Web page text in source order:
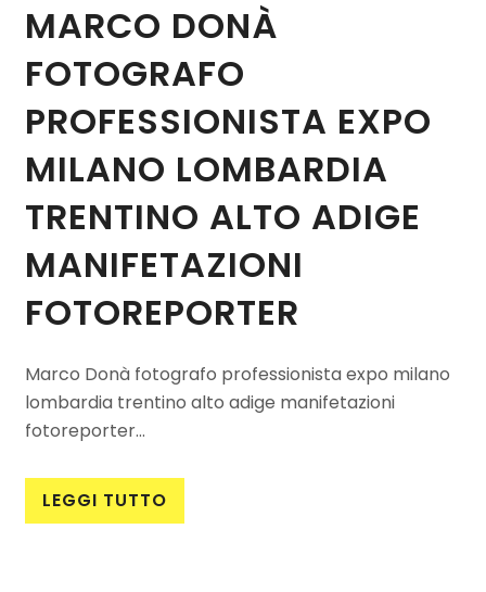
MARCO DONÀ
FOTOGRAFO
PROFESSIONISTA EXPO
MILANO LOMBARDIA
TRENTINO ALTO ADIGE
MANIFETAZIONI
FOTOREPORTER
Marco Donà fotografo professionista expo milano
lombardia trentino alto adige manifetazioni
fotoreporter...
LEGGI TUTTO